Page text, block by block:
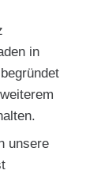
in
unsere